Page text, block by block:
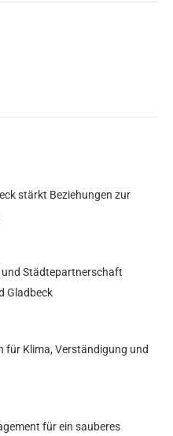
stärkt Beziehungen zur
und Städtepartnerschaft
Gladbeck
für Klima, Verständigung und
für ein sauberes